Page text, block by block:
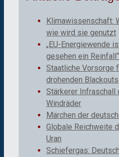
Klimawissenschaft:
wie wird sie genutzt
„EU-Energiewende
gesehen ein Reinfall“
Staatliche Vorsorge
drohenden Blackouts
Stärkerer Infraschall
Windräder
Märchen der
Globale Reichweite
Uran
Schiefergas: